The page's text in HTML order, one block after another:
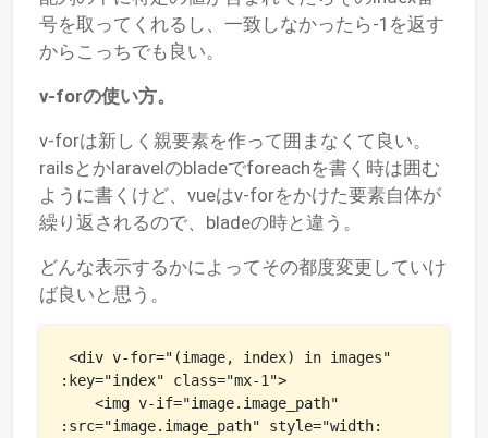
号を取ってくれるし、一致しなかったら-1を返す
からこっちでも良い。
v-forの使い方。
v-forは新しく親要素を作って囲まなくて良い。
railsとかlaravelのbladeでforeachを書く時は囲む
ように書くけど、vueはv-forをかけた要素自体が
繰り返されるので、bladeの時と違う。
どんな表示するかによってその都度変更していけ
ば良いと思う。
<div v-for="(image, index) in images"
:key="index" class="mx-1">
    <img v-if="image.image_path"
:src="image.image_path" style="width: